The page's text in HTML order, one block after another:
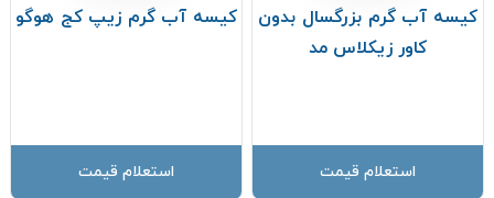
کیسه آب گرم بزرگسال بدون
کاور زیکلاس مد
استعلام قیمت
کیسه آب گرم زیپ کج هوگو
استعلام قیمت